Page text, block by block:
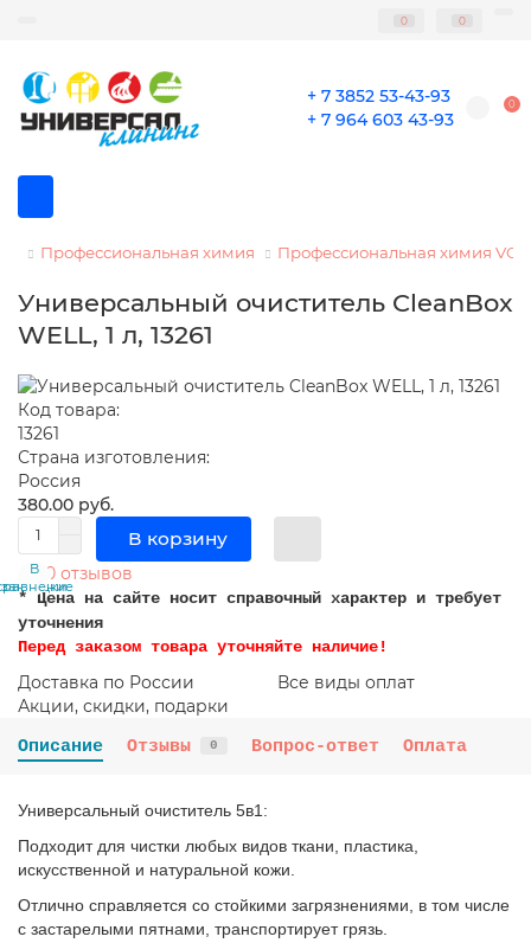
0 0
+ 7 3852 53-43-93
+ 7 964 603 43-93
0
Профессиональная химия Профессиональная химия
Универсальный очиститель CleanBox
WELL, 1 л, 13261
Код товара:
13261
Страна изготовления:
Россия
380.00 руб.
В корзину
В
закладки
В 0 отзывов
* Цена на сайте носит справочный характер и требует
уточнения
Перед заказом товара уточняйте наличие!
Доставка по России
Все виды оплат
Акции, скидки, подарки
Описание
Отзывы 0 Вопрос-ответ Оплата
Универсальный очиститель 5в1:
Подходит для чистки любых видов ткани, пластика,
искусственной и натуральной кожи.
Отлично справляется со стойкими загрязнениями, в том числе
с застарелыми пятнами, транспортирует грязь.